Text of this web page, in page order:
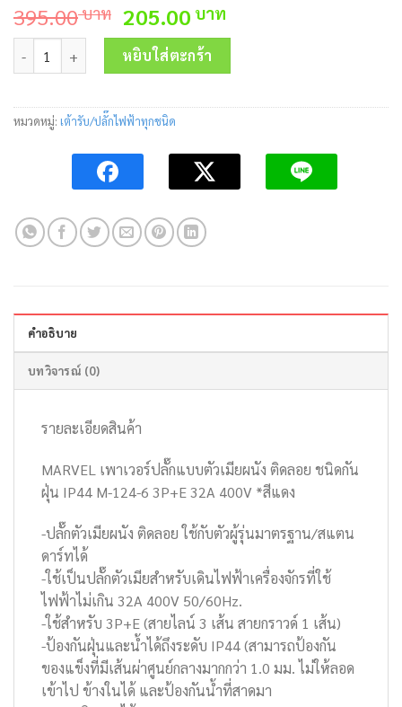
395.00บาท Original
price
was:
395.00 บาท.
205.00 บาท
price
205.00 บาท.
จำนวน เพาเวอร์ปลั๊กตัวเมียผนัง IP44 M-124-6 3P+E 32A 400V
หยิบใส่ตะกร้า
หมวดหมู่: เต้ารับ/ปลั๊กไฟฟ้าทุกชนิด
คำอธิบาย
บทวิจารณ์ (0)
รายละเอียดสินค้า
MARVEL เพาเวอร์ปลั๊กแบบตัวเมียผนัง ติดลอย ชนิดกัน
ฝุ่น IP44 M-124-6 3P+E 32A 400V *สีแดง
-ปลั๊กตัวเมียผนัง ติดลอย ใช้กับตัวผู้รุ่นมาตรฐาน/สแตน
ดาร์ทได้
-ใช้เป็นปลั๊กตัวเมียสำหรับเดินไฟฟ้าเครื่องจักรที่ใช้
ไฟฟ้าไม่เกิน 32A 400V 50/60Hz.
-ใช้สำหรับ 3P+E (สายไลน์ 3 เส้น สายกราวด์ 1 เส้น)
-ป้องกันฝุ่นและน้ำได้ถึงระดับ IP44 (สามารถป้องกัน
ของแข็งที่มีเส้นผ่าศูนย์กลางมากกว่า 1.0 มม. ไม่ให้ลอด
เข้าไป ข้างในได้ และป้องกันน้ำที่สาดมา